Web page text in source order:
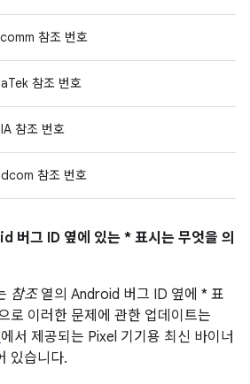
참조 번호
참조 번호
참조 번호
참조 번호
버그 ID 옆에 있는 * 표시는 무엇을 의
참조열의 Android 버그 ID 옆에 * 표
로 이러한 문제에 관한 업데이트는
에서 제공되는 Pixel 기기용 최신 바이너
있습니다.